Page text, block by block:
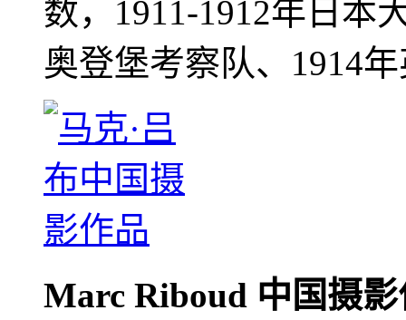
数，1911-1912年日本
奥登堡考察队、1914
Marc Riboud 中国摄